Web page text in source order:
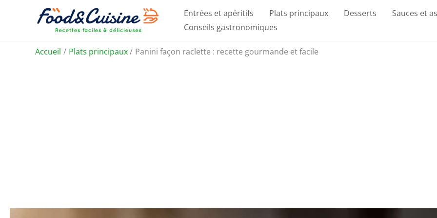
Entrées et apéritifs Plats principaux Desserts Sauces et
Conseils gastronomiques
Accueil Plats principaux Panini façon raclette : recette gourmande et facile